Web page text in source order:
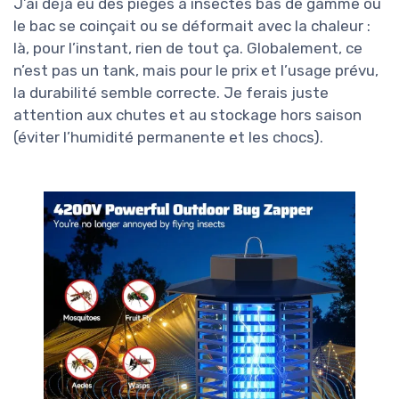
J’ai déjà eu des pièges à insectes bas de gamme où
le bac se coinçait ou se déformait avec la chaleur :
là, pour l’instant, rien de tout ça. Globalement, ce
n’est pas un tank, mais pour le prix et l’usage prévu,
la durabilité semble correcte. Je ferais juste
attention aux chutes et au stockage hors saison
(éviter l’humidité permanente et les chocs).